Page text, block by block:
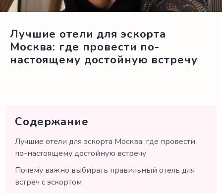
Лучшие отели для эскорта
Москва: где провести по-
настоящему достойную встречу
Содержание
Лучшие отели для эскорта Москва: где провести
по-настоящему достойную встречу
Почему важно выбирать правильный отель для
встреч с эскортом